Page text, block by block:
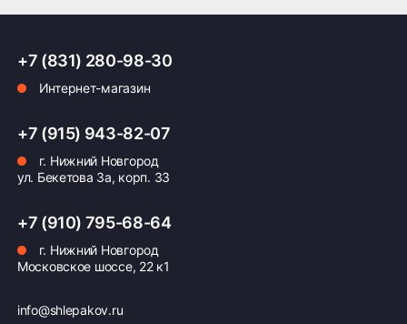
Оплата заказа
Возможна картой, наличными при получении,
также доступно оформление кредита и
+7 (831) 280-98-30
Интернет-магазин
+7 (915) 943-82-07
г. Нижний Новгород
ул. Бекетова 3а, корп. 33
+7 (910) 795-68-64
г. Нижний Новгород
Московское шоссе, 22 к1
info@shlepakov.ru